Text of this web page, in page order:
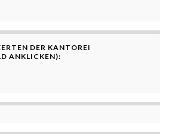
DER KANTOREI
ANKLICKEN):